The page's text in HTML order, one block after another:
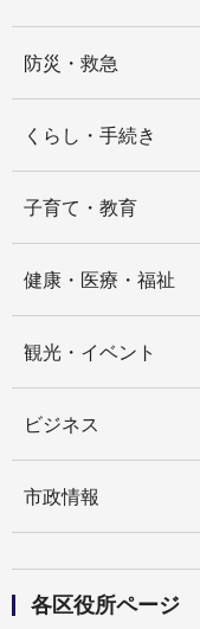
防災・救急
くらし・手続き
子育て・教育
健康・医療・福祉
観光・イベント
ビジネス
市政情報
各区役所ページ